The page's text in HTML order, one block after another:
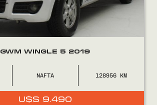
GWM WINGLE 5 2019
NAFTA 128956
U$S 9.490